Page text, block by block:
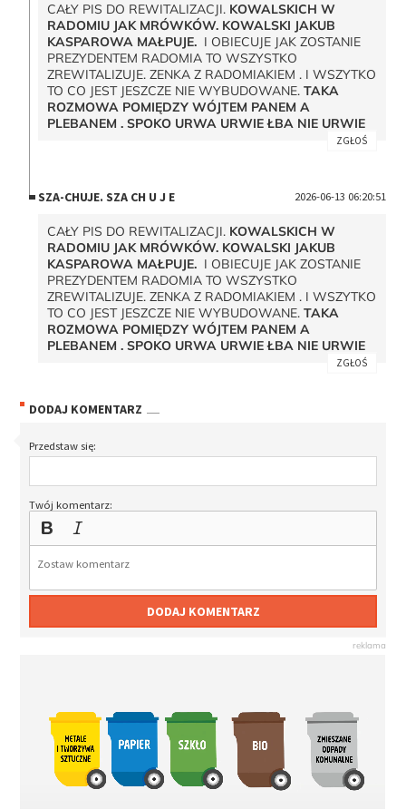
CAŁY PIS DO REWITALIZACJI. KOWALSKICH W
RADOMIU JAK MRÓWKÓW. KOWALSKI JAKUB
KASPAROWA MAŁPUJE. I OBIECUJE JAK ZOSTANIE
PREZYDENTEM RADOMIA TO WSZYSTKO
ZREWITALIZUJE. ZENKA Z RADOMIAKIEM . I WSZYTKO
TO CO JEST JESZCZE NIE WYBUDOWANE.TAKA
ROZMOWA POMIĘDZY WÓJTEM PANEM A
PLEBANEM . SPOKO URWA URWIE ŁBA NIE URWIE
ZGŁOŚ
SZA-CHUJE. SZA CH U J E 2026-06-13 06:20:51
CAŁY PIS DO REWITALIZACJI. KOWALSKICH W
RADOMIU JAK MRÓWKÓW. KOWALSKI JAKUB
KASPAROWA MAŁPUJE. I OBIECUJE JAK ZOSTANIE
PREZYDENTEM RADOMIA TO WSZYSTKO
ZREWITALIZUJE. ZENKA Z RADOMIAKIEM . I WSZYTKO
TO CO JEST JESZCZE NIE WYBUDOWANE.TAKA
ROZMOWA POMIĘDZY WÓJTEM PANEM A
PLEBANEM . SPOKO URWA URWIE ŁBA NIE URWIE
ZGŁOŚ
DODAJ KOMENTARZ
Przedstaw się:
Twój komentarz:
DODAJ KOMENTARZ